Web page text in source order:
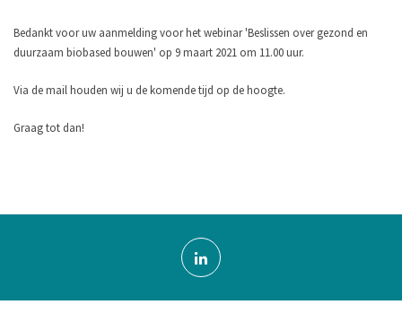
Bedankt voor uw aanmelding voor het webinar 'Beslissen over gezond en
duurzaam biobased bouwen' op 9 maart 2021 om 11.00 uur.
Via de mail houden wij u de komende tijd op de hoogte.
Graag tot dan!